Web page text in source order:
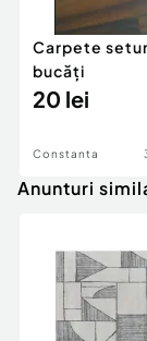
Carpete
bucăți
20 lei
Constanta
Anunturi